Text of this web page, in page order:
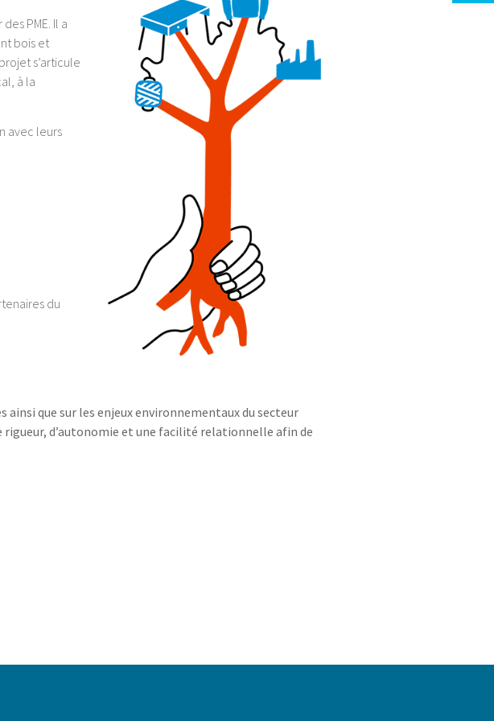
PME. Il a
bois et
s’articule
à la
avec leurs
du
que sur les enjeux environnementaux du secteur
rigueur, d’autonomie et une facilité relationnelle afin de